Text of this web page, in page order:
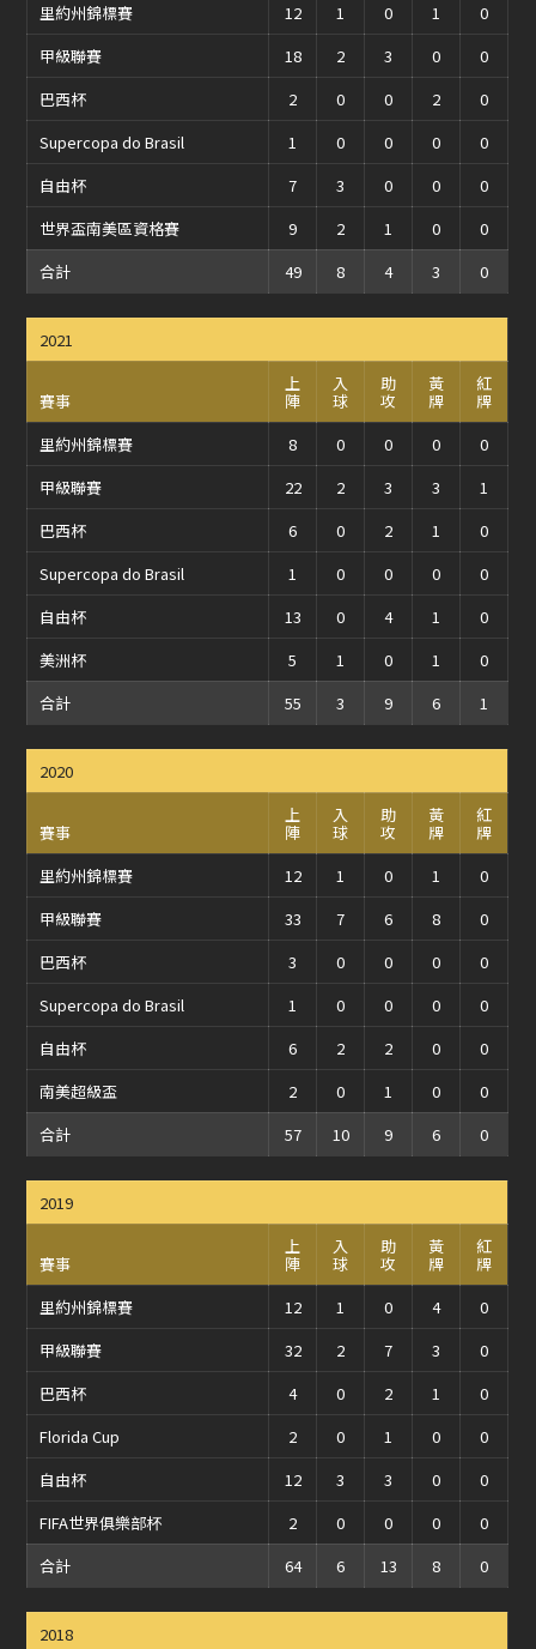
里約州錦標賽
12 1 0 1
0
甲級聯賽
18 2 3 0
0
巴西杯
2 0 0 2
0
Supercopa do Brasil
1 0 0 0
0
自由杯
7 3 0 0
0
世界盃南美區資格賽
9 2 1 0
0
合計
49 8 4 3 0
2021
賽事
上
陣
入
球
助
攻
黃
牌
紅
牌
里約州錦標賽
8 0 0 0
0
甲級聯賽
22 2 3 3
1
巴西杯
6 0 2 1
0
Supercopa do Brasil
1 0 0 0
0
自由杯
13 0 4 1
0
美洲杯
5 1 0 1
0
合計
55 3 9 6 1
2020
賽事
上
陣
入
球
助
攻
黃
牌
紅
牌
里約州錦標賽
12 1 0 1
0
甲級聯賽
33 7 6 8
0
巴西杯
3 0 0 0
0
Supercopa do Brasil
1 0 0 0
0
自由杯
6 2 2 0
0
南美超級盃
2 0 1 0
0
合計
57 10 9 6 0
2019
賽事
上
陣
入
球
助
攻
黃
牌
紅
牌
里約州錦標賽
12 1 0 4
0
甲級聯賽
32 2 7 3
0
巴西杯
4 0 2 1
0
Florida Cup
2 0 1 0
0
自由杯
12 3 3 0
0
FIFA世界俱樂部杯
2 0 0 0
0
合計
64 6 13 8 0
2018